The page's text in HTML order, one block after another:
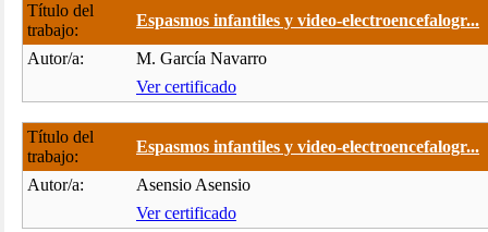
Título del
trabajo:
Espasmos infantiles y video-electroencefalogr...
Autor/a:
M. García Navarro
Ver certificado
Título del
trabajo:
Espasmos infantiles y video-electroencefalogr...
Autor/a:
Asensio Asensio
Ver certificado